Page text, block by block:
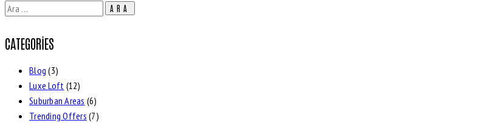
Arama:
CATEGORIES
Blog (3)
Luxe Loft (12)
Suburban Areas (6)
Trending Offers (7)